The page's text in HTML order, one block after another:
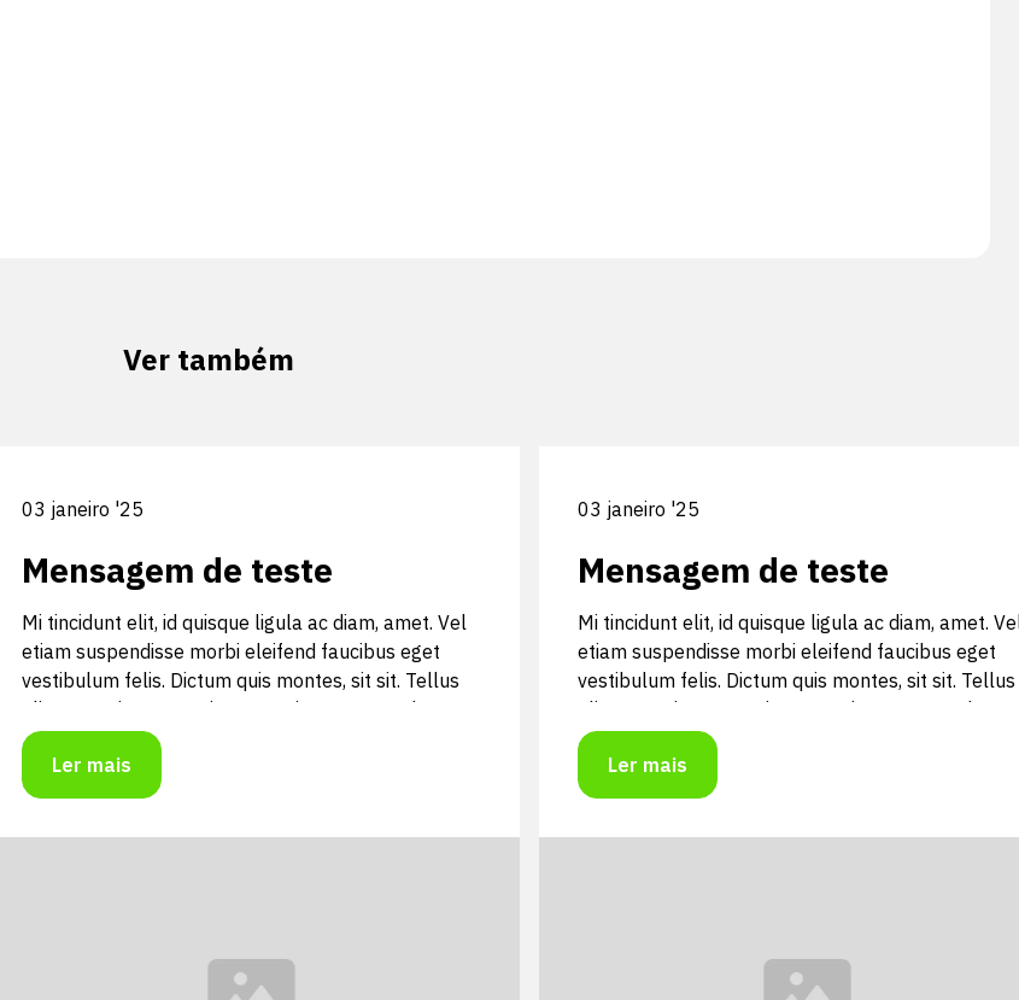
Ver também
03 janeiro '25
Mensagem de teste
Mi tincidunt elit, id quisque ligula ac diam, amet. Vel
etiam suspendisse morbi eleifend faucibus eget
vestibulum felis. Dictum quis montes, sit sit. Tellus
aliquam enim urna, etiam. Mauris posuere vulputate
arcu amet, vitae nisi, tellus tincidunt. At feugiat
sapien varius id.
Mi tincidunt elit, id quisque ligula ac diam, amet. Vel
Ler mais
03 janeiro '25
Mensagem de teste
Mi tincidunt elit, id quisque ligula ac diam, amet.
etiam suspendisse morbi eleifend faucibus eget
vestibulum felis. Dictum quis montes, sit sit. Tellus
aliquam enim urna, etiam. Mauris posuere
arcu amet, vitae nisi, tellus tincidunt. At feugiat
sapien varius id.
Mi tincidunt elit, id quisque ligula ac diam, amet.
Ler mais